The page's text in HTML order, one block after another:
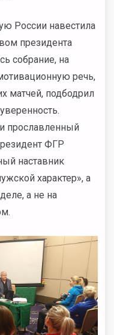
России навестила
президента
собрание, на
речь,
матчей, подбодрил
прославленный
ФГР
наставник
характер», а
а не на